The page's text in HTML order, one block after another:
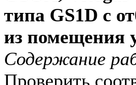
типа GS1D с
из помещения
Содержание
Проверить